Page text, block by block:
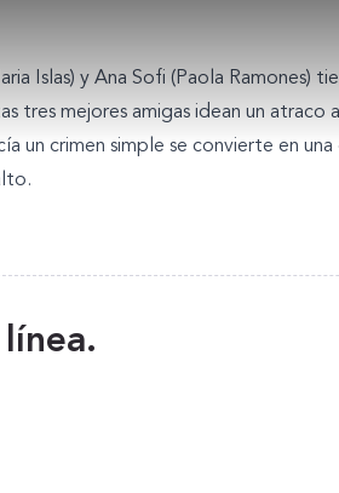
Islas) y Ana Sofi (Paola
tres mejores amigas idean un atraco
un crimen simple se convierte en